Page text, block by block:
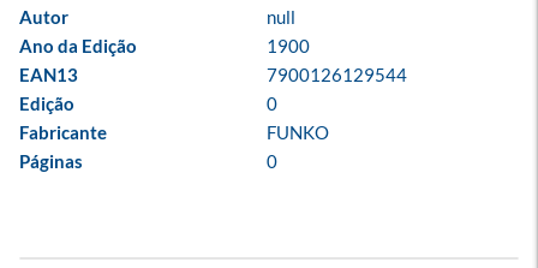
Autor
null
Ano da Edição
1900
EAN13
7900126129544
Edição
0
Fabricante
FUNKO
Páginas
0